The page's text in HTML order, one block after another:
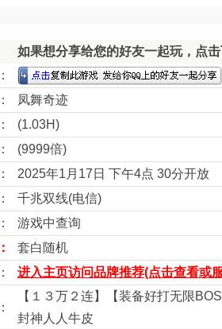
如果想分享给您的好友一起玩，点
凤舞奇迹
(1.03H)
(9999倍)
2025年1月17日 下午4点 30分开放
千兆双线(电信)
游戏中查询
套白随机
进入主页访问品牌推荐(点击查看或
【１３万２连】【装备好打无限
封神人人牛皮